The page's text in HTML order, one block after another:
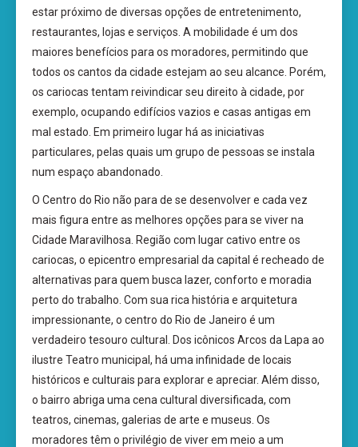
estar próximo de diversas opções de entretenimento,
restaurantes, lojas e serviços. A mobilidade é um dos
maiores benefícios para os moradores, permitindo que
todos os cantos da cidade estejam ao seu alcance. Porém,
os cariocas tentam reivindicar seu direito à cidade, por
exemplo, ocupando edifícios vazios e casas antigas em
mal estado. Em primeiro lugar há as iniciativas
particulares, pelas quais um grupo de pessoas se instala
num espaço abandonado.
O Centro do Rio não para de se desenvolver e cada vez
mais figura entre as melhores opções para se viver na
Cidade Maravilhosa. Região com lugar cativo entre os
cariocas, o epicentro empresarial da capital é recheado de
alternativas para quem busca lazer, conforto e moradia
perto do trabalho. Com sua rica história e arquitetura
impressionante, o centro do Rio de Janeiro é um
verdadeiro tesouro cultural. Dos icônicos Arcos da Lapa ao
ilustre Teatro municipal, há uma infinidade de locais
históricos e culturais para explorar e apreciar. Além disso,
o bairro abriga uma cena cultural diversificada, com
teatros, cinemas, galerias de arte e museus. Os
moradores têm o privilégio de viver em meio a um